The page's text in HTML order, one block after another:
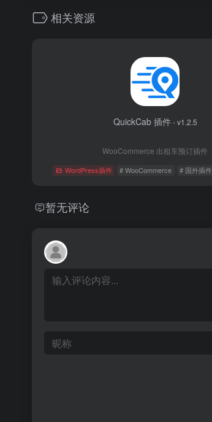
相关资源
QuickCab 插件- v1.2.5
WooCommerce 出租车预订插件
WordPress插件 # WooCommerce # 国外插件
暂无评论